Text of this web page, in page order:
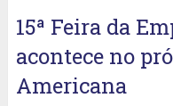
15ª Feira da
acontece no
Americana